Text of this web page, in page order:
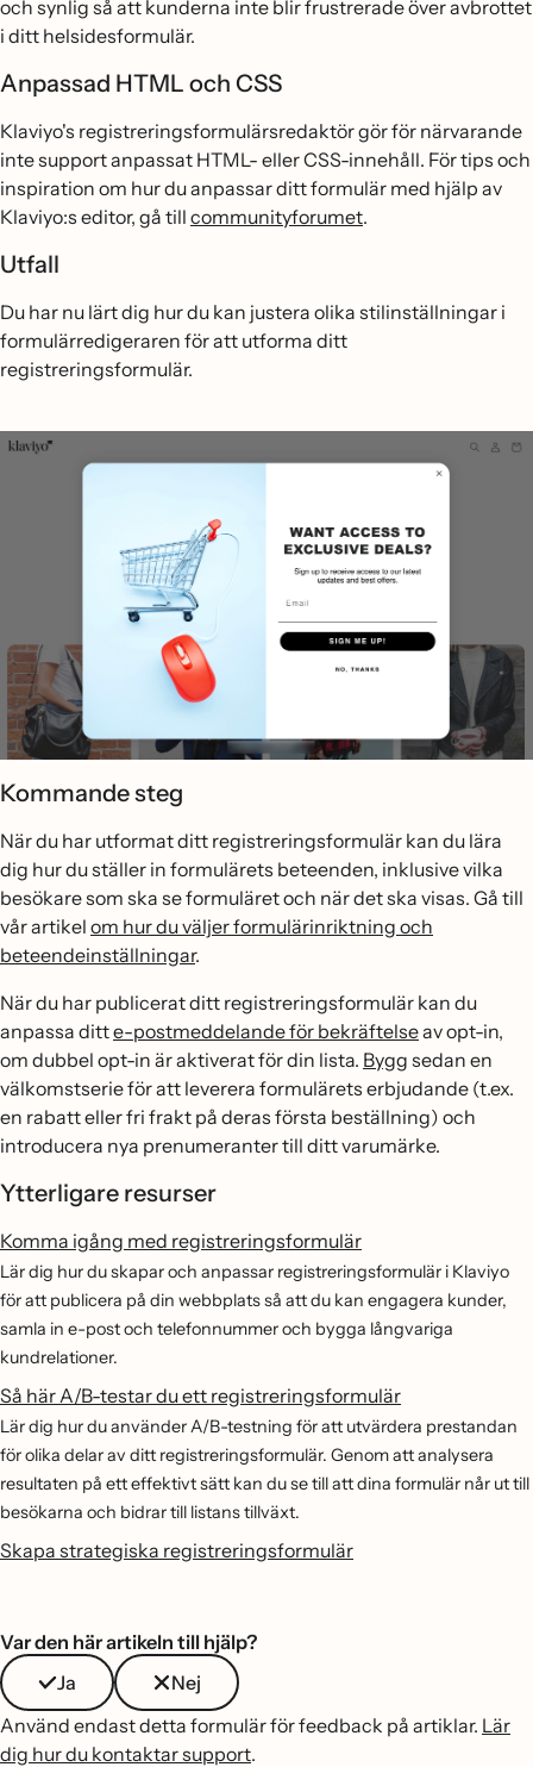
och synlig så att kunderna inte blir frustrerade över avbrottet
i ditt helsidesformulär.
Anpassad HTML och CSS
Klaviyo's registreringsformulärsredaktör gör för närvarande
inte support anpassat HTML- eller CSS-innehåll. För tips och
inspiration om hur du anpassar ditt formulär med hjälp av
Klaviyo:s editor, gå till communityforumet.
Utfall
Du har nu lärt dig hur du kan justera olika stilinställningar i
formulärredigeraren för att utforma ditt
registreringsformulär.
Kommande steg
När du har utformat ditt registreringsformulär kan du lära
dig hur du ställer in formulärets beteenden, inklusive vilka
besökare som ska se formuläret och när det ska visas. Gå till
vår artikel om hur du väljer formulärinriktning och
beteendeinställningar.
När du har publicerat ditt registreringsformulär kan du
anpassa ditte-postmeddelande för bekräftelseav opt-in,
om dubbel opt-in är aktiverat för din lista. Bygg sedan en
välkomstserie för att leverera formulärets erbjudande (t.ex.
en rabatt eller fri frakt på deras första beställning) och
introducera nya prenumeranter till ditt varumärke.
Ytterligare resurser
Komma igång med registreringsformulär
Lär dig hur du skapar och anpassar registreringsformulär i Klaviyo
för att publicera på din webbplats så att du kan engagera kunder,
samla in e-post och telefonnummer och bygga långvariga
kundrelationer.
Så här A/B-testar du ett registreringsformulär
Lär dig hur du använder A/B-testning för att utvärdera prestandan
för olika delar av ditt registreringsformulär. Genom att analysera
resultaten på ett effektivt sätt kan du se till att dina formulär når ut till
besökarna och bidrar till listans tillväxt.
Skapa strategiska registreringsformulär
Var den här artikeln till hjälp?
Ja
Nej
Använd endast detta formulär för feedback på artiklar. Lär
dig hur du kontaktar support.